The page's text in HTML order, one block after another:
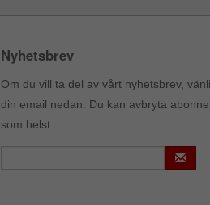
Nyhetsbrev
Om du vill ta del av vårt nyhetsbrev,
din email nedan. Du kan avbryta
som helst.